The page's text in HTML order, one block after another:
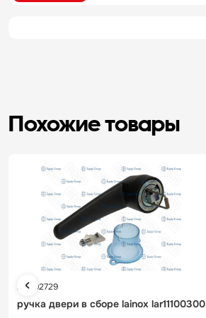
Похожие товары
Арт. 92729
ручка двери в сборе lainox lar11100300